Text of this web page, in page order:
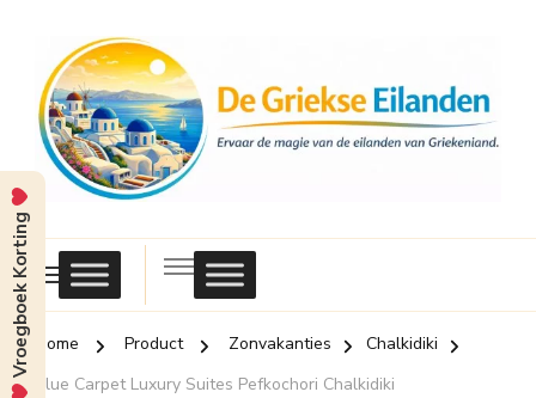
Griekse
Eilanden
Home Product Zonvakanties
Chalkidiki
Blue Carpet Luxury Suites Pefkochori Chalkidiki
Vroegboek Korting